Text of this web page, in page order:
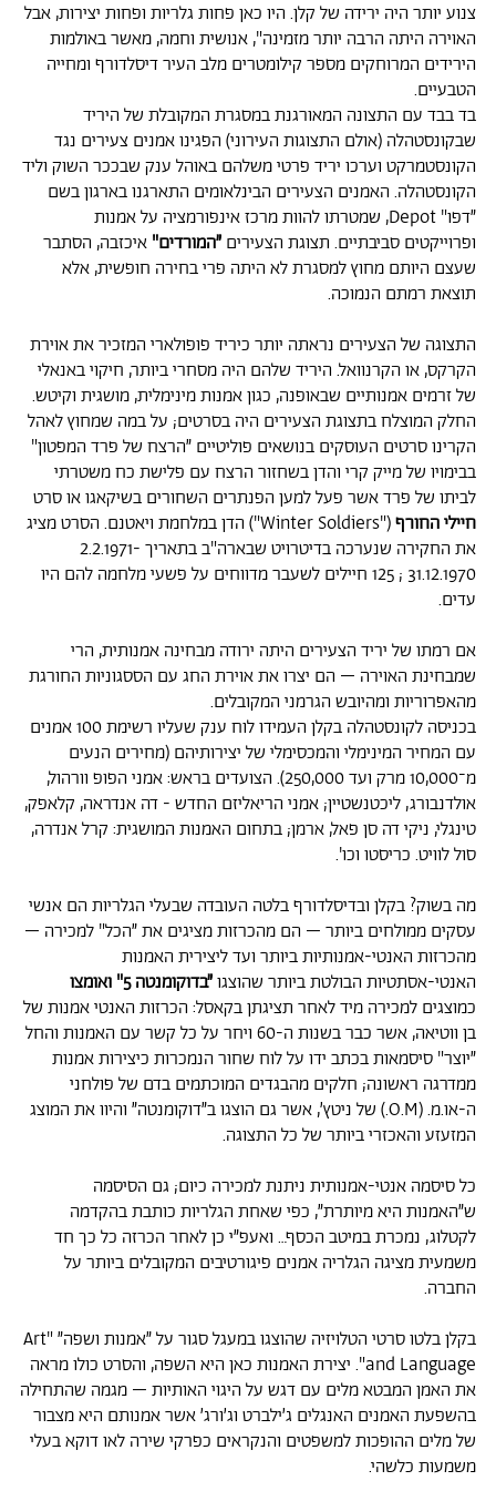
צנוע יותר היה ירידה של קלן. היו כאן פחות גלריות ופחות יצירות, אבל
האוירה היתה הרבה יותר מזמינה", אנושית וחמה, מאשר באולמות
הירידים המרוחקים מספר קילומטרים מלב העיר דיסלדורף ומחייה
הטבעיים.
בד בבד עם התצונה המאורגנת במסגרת המקובלת של היריד
שבקונסטהלה (אולם התצוגות העירוני) הפגינו אמנים צעירים נגד
הקונסטמרקט וערכו יריד פרטי משלהם באוהל ענק שבככר השוק וליד
הקונסטהלה. האמנים הצעירים הבינלאומים התארגנו בארגון בשם
״דפו" Depot, שמטרתו להוות מרכז אינפורמציה על אמנות
ופרוייקטים סביבתיים. תצוגת הצעירים ״המורדים" איכזבה, הסתבר
שעצם היותם מחוץ למסגרת לא היתה פרי בחירה חופשית, אלא
תוצאת רמתם הנמוכה.
התצוגה של הצעירים נראתה יותר כיריד פופולארי המזכיר את אוירת
הקרקס, או הקרנוואל. היריד שלהם היה מסחרי ביותר, חיקוי באנאלי
של זרמים אמנותיים שבאופנה, כגון אמנות מינימלית, מושגית וקיטש.
החלק המוצלח בתצוגת הצעירים היה בסרטים; על במה שמחוץ לאהל
הקרינו סרטים העוסקים בנושאים פוליטיים ״הרצח של פרד המפטון"
בבימויו של מייק קרי והדן בשחזור הרצח עם פלישת כח משטרתי
לביתו של פרד אשר פעל למען הפנתרים השחורים בשיקאגו או סרט
חיילי החורף
("Winter Soldiers") הדן במלחמת ויאטנם. הסרט מציג
את החקירה שנערכה בדיטרויט שבארה"ב בתאריך 2.2.1971-
31.12.1970 ; 125 חיילים לשעבר מדווחים על פשעי מלחמה להם היו
עדים.
אם רמתו של יריד הצעירים היתה ירודה מבחינה אמנותית, הרי
שמבחינת האוירה – הם יצרו את אוירת החג עם הססגוניות החורגת
מהאפרוריות ומהיובש הגרמני המקובלים.
בכניסה לקונסטהלה בקלן העמידו לוח ענק שעליו רשימת 100 אמנים
עם המחיר המינימלי והמכסימלי של יצירותיהם (מחירים הנעים
מ־10,000 מרק ועד 250,000). הצועדים בראש: אמני הפופ וורהול,
אולדנבורג, ליכטנשטיין; אמני הריאליזם החדש - דה אנדראה, קלאפק,
טינגלי, ניקי דה סן פאל, ארמן; בתחום האמנות המושגית: קרל אנדרה,
סול לוויט. כריסטו וכו'.
מה בשוק? בקלן ובדיסלדורף בלטה העובדה שבעלי הגלריות הם אנשי
עסקים ממולחים ביותר – הם מהכרזות מציגים את ״הכל" למכירה –
מהכרזות האנטי-אמנותיות ביותר ועד ליצירית האמנות
האנטי-אסתטיות הבולטת ביותר שהוצגו״בדוקומנטה 5" ואומצו
כמוצגים למכירה מיד לאחר תציגתן בקאסל: הכרזות האנטי אמנות של
בן ווטיאה, אשר כבר בשנות ה-60 ויחר על כל קשר עם האמנות והחל
״יוצר" סיסמאות בכתב ידו על לוח שחור הנמכרות כיצירות אמנות
ממדרגה ראשונה; חלקים מהבגדים המוכתמים בדם של פולחני
ה-או.מ. (O.M.) של ניטץ׳, אשר גם הוצגו ב״דוקומנטה״ והיוו את המוצג
המזעזע והאכזרי ביותר של כל התצוגה.
כל סיסמה אנטי-אמנותית ניתנת למכירה כיום; גם הסיסמה
ש״האמנות היא מיותרת״, כפי שאחת הגלריות כותבת בהקדמה
לקטלוג, נמכרת במיטב הכסף… ואעפ״י כן לאחר הכרזה כל כך חד
משמעית מציגה הגלריה אמנים פיגורטיבים המקובלים ביותר על
החברה.
בקלן בלטו סרטי הטלויזיה שהוצגו במעגל סגור על ״אמנות ושפה״ "Art
and Language". יצירת האמנות כאן היא השפה, והסרט כולו מראה
את האמן המבטא מלים עם דגש על היגוי האותיות – מגמה שהתחילה
בהשפעת האמנים האנגלים ג׳ילברט וג׳ורג׳ אשר אמנותם היא מצבור
של מלים ההופכות למשפטים והנקראים כפרקי שירה לאו דוקא בעלי
משמעות כלשהי.